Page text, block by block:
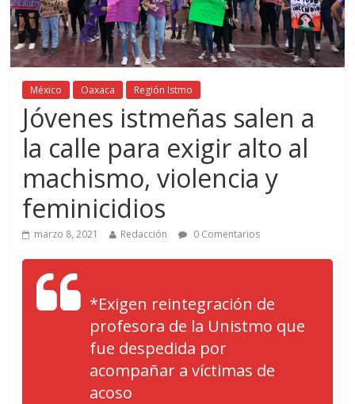
México Oaxaca Región Istmo
Jóvenes istmeñas salen a
la calle para exigir alto al
machismo, violencia y
feminicidios
marzo 8, 2021 Redacción 0 Comentarios
*Exigen reintegración de
profesora de la Unistmo que
fue despedida por
acompañar a víctimas de
acoso